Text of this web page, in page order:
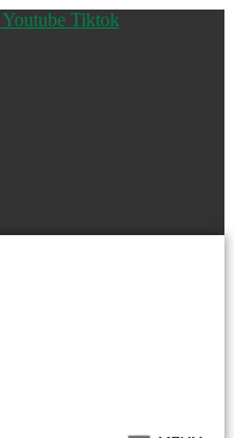
Youtube Tiktok